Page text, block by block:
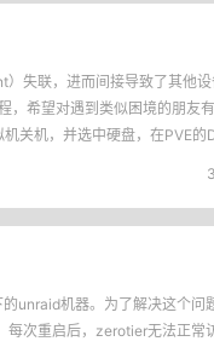
失联，进而间接导致了其他
，希望对遇到类似困境的朋友
关机，并选中硬盘，在PVE
unraid机器。为了解决这个问
次重启后，zerotier无法正常